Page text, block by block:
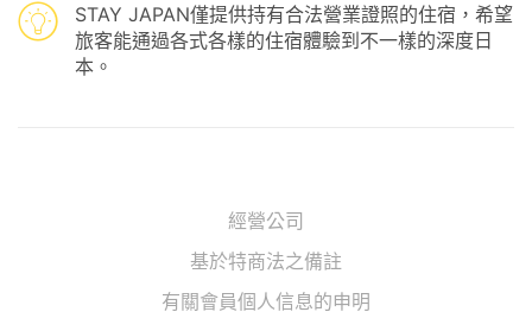
STAY JAPAN僅提供持有合法營業證照的住宿，希望
旅客能通過各式各樣的住宿體驗到不一樣的深度日
本。
經營公司
基於特商法之備註
有關會員個人信息的申明